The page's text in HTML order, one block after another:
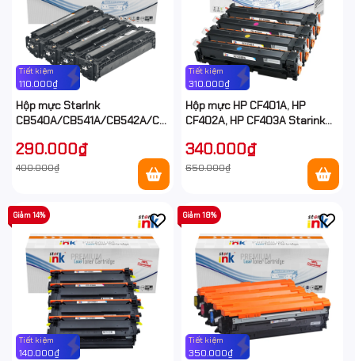
Tiết kiệm
110.000₫
Hộp mực StarInk
CB540A/CB541A/CB542A/CB543A/CRG-
290.000₫
400.000₫
Tiết kiệm
310.000₫
Hộp mực HP CF401A, HP
CF402A, HP CF403A Starink
340.000₫
650.000₫
Tiết kiệm
140.000₫
Giảm 14%
Tiết kiệm
350.000₫
Giảm 18%